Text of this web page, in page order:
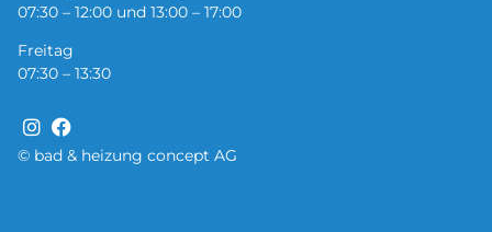
© bad & heizung concept AG
07:30 – 12:00 und 13:00 – 17:00
Freitag
07:30 – 13:30